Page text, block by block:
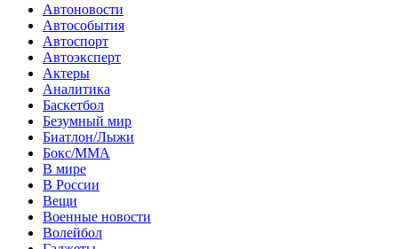
Автоновости
Автособытия
Автоспорт
Автоэксперт
Актеры
Аналитика
Баскетбол
Безумный мир
Биатлон/Лыжи
Бокс/MMA
В мире
В России
Вещи
Военные новости
Волейбол